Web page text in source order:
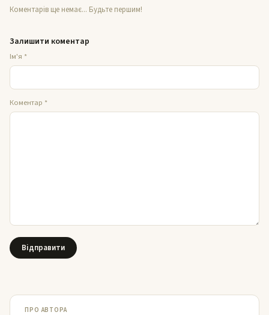
Коментарів ще немає... Будьте першим!
Залишити коментар
Ім'я *
Коментар *
ПРО АВТОРА